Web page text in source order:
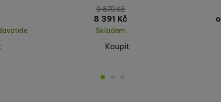
9 870Kč
8 391 Kč
Skladem
Koupit